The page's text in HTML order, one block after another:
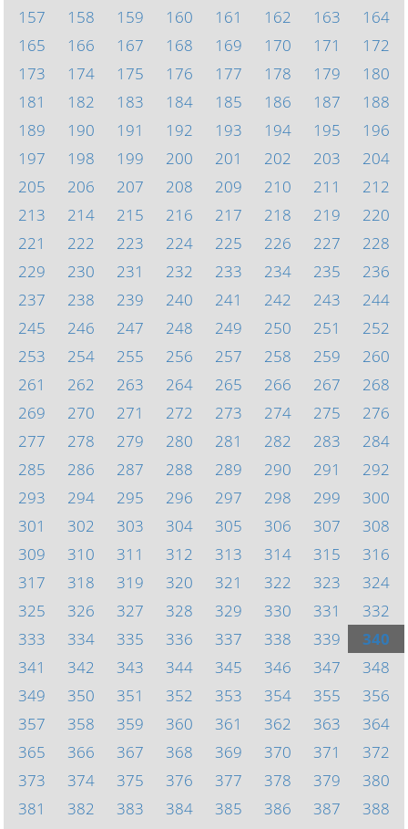
157
158 159 160 161 162 163
164
165
166 167 168 169 170 171
172
173
174 175 176 177 178 179
180
181
182 183 184 185 186 187
188
189
190 191 192 193 194 195
196
197
198 199 200 201 202 203
204
205
206 207 208 209 210 211
212
213
214 215 216 217 218 219
220
221
222 223 224 225 226 227
228
229
230 231 232 233 234 235
236
237
238 239 240 241 242 243
244
245
246 247 248 249 250 251
252
253
254 255 256 257 258 259
260
261
262 263 264 265 266 267
268
269
270 271 272 273 274 275
276
277
278 279 280 281 282 283
284
285
286 287 288 289 290 291
292
293
294 295 296 297 298 299
300
301
302 303 304 305 306 307
308
309
310 311 312 313 314 315
316
317
318 319 320 321 322 323
324
325
326 327 328 329 330 331
332
333
334 335 336 337 338 339
340
341
342 343 344 345 346 347
348
349
350 351 352 353 354 355
356
357
358 359 360 361 362 363
364
365
366 367 368 369 370 371
372
373
374 375 376 377 378 379
380
381
382 383 384 385 386 387
388